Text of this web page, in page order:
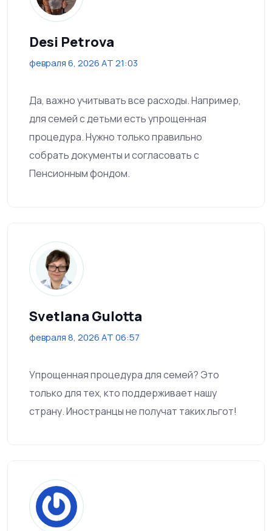
Desi Petrova
февраля 6, 2026 AT 21:03
Да, важно учитывать все расходы. Например,
для семей с детьми есть упрощенная
процедура. Нужно только правильно
собрать документы и согласовать с
Пенсионным фондом.
Svetlana Gulotta
февраля 8, 2026 AT 06:57
Упрощенная процедура для семей? Это
только для тех, кто поддерживает нашу
страну. Иностранцы не получат таких льгот!